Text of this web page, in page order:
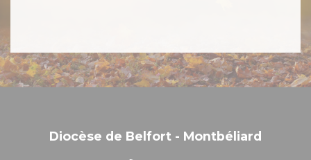
Diocèse de Belfort - Montbéliard